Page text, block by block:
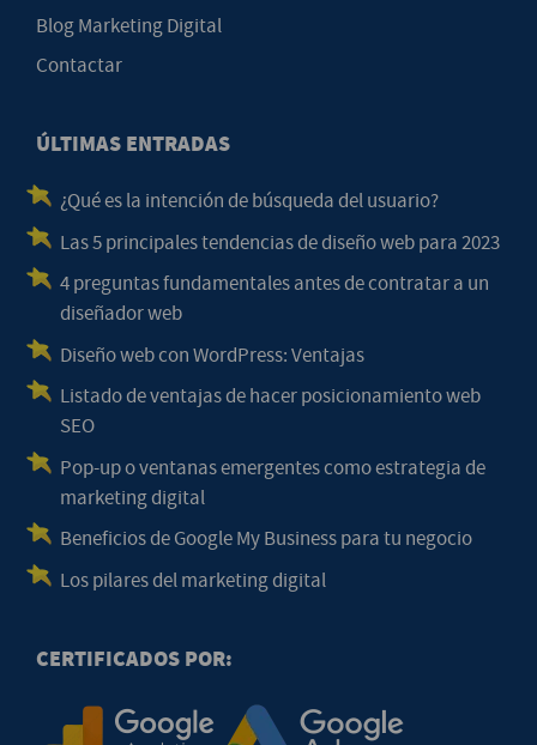
Blog Marketing Digital
Contactar
ÚLTIMAS ENTRADAS
¿Qué es la intención de búsqueda del usuario?
Las 5 principales tendencias de diseño web para 2023
4 preguntas fundamentales antes de contratar a un
diseñador web
Diseño web con WordPress: Ventajas
Listado de ventajas de hacer posicionamiento web
SEO
Pop-up o ventanas emergentes como estrategia de
marketing digital
Beneficios de Google My Business para tu negocio
Los pilares del marketing digital
CERTIFICADOS POR: